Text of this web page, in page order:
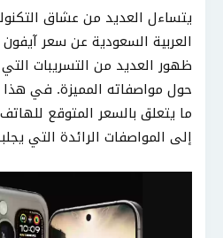
يتساءل العديد من عشاق
ظهور العديد من التسريبات
حول مواصفاته المميزة. في
ما يتعلق بالسعر المتوقع
إلى المواصفات الرائدة التي